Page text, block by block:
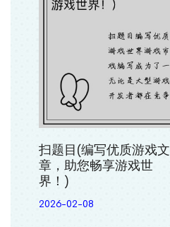
扫题目(编写优质游戏文
章，助您畅享游戏世
界！)
2026-02-08